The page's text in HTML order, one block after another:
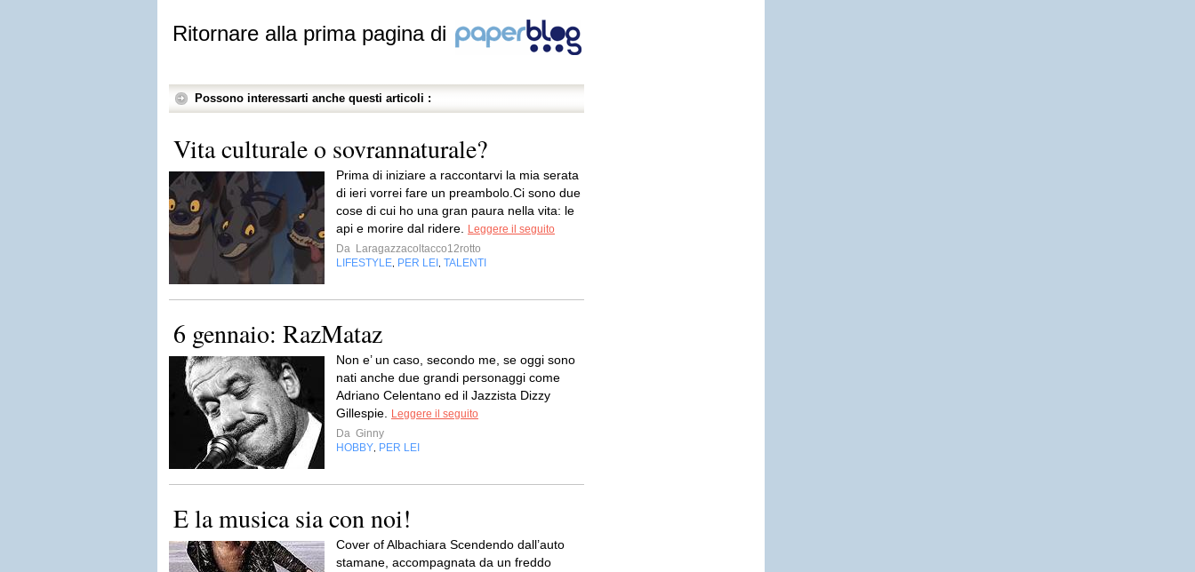
Ritornare alla prima pagina di
Possono interessarti anche questi articoli :
Vita culturale o sovrannaturale?
Prima di iniziare a raccontarvi la mia serata
di ieri vorrei fare un preambolo.Ci sono due
cose di cui ho una gran paura nella vita: le
api e morire dal ridere.
Leggere il seguito
Da Laragazzacoltacco12rotto
LIFESTYLE PER LEI TALENTI
6 gennaio: RazMataz
Non e’ un caso, secondo me, se oggi sono
nati anche due grandi personaggi come
Adriano Celentano ed il Jazzista Dizzy
Gillespie.
Leggere il seguito
Da Ginny
HOBBY PER LEI
E la musica sia con noi!
Cover of Albachiara Scendendo dall’auto
stamane, accompagnata da un freddo